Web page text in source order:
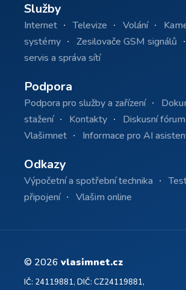
Služby
Internet Televize Volání
systémy
Zesilovače GSM signálů
servis a správa sítí
Podpora
Podpora pro služby a zařízení
stažení
Kontakty Diskusní fórum
Vlašimnet
Informace pro AI
Odkazy
Výpočetní a spotřební technika
připojení
Vlašim online
© 2026 vlasimnet.cz
IČ: 24119881, DIČ: CZ24119881,